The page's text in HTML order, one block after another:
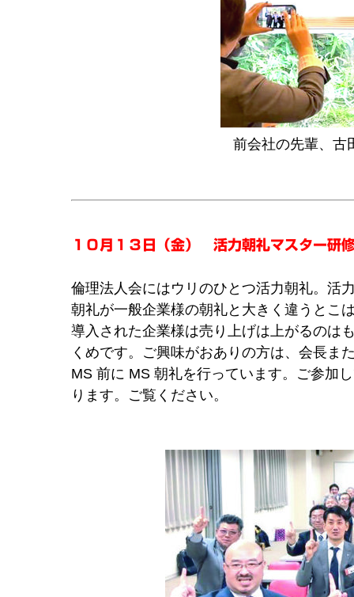
前会社の先輩、古
１０月１３日（金） 活力朝礼マスター研
倫理法人会にはウリのひとつ活力朝礼。活
朝礼が一般企業様の朝礼と大きく違うとこ
導入された企業様は売り上げは上がるのは
くめです。ご興味がおありの方は、会長ま
MS 前に MS 朝礼を行っています。ご参加
ります。ご覧ください。